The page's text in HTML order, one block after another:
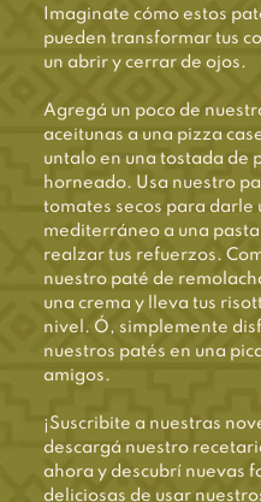
Imaginate cómo estos
pueden transformar tus
un abrir y cerrar de ojos.
Agregá un poco de
aceitunas a una pizza
untalo en una tostada de
horneado. Usa nuestro
tomates secos para darle
mediterráneo a una
realzar tus refuerzos.
nuestro paté de
una crema y lleva tus
nivel. Ó, simplemente
nuestros patés en una
amigos.
¡Suscribite a nuestras
descargá nuestro
ahora y descubrí nuevas
deliciosas de usar